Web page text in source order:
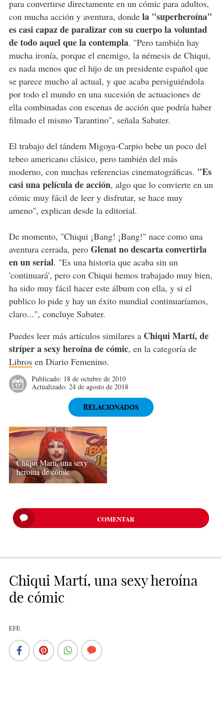
para convertirse directamente en un cómic para adultos,
con mucha acción y aventura, donde la "superheroína"
es casi capaz de paralizar con su cuerpo la voluntad
de todo aquel que la contempla. "Pero también hay
mucha ironía, porque el enemigo, la némesis de Chiqui,
es nada menos que el hijo de un presidente español que
se parece mucho al actual, y que acaba persiguiéndola
por todo el mundo en una sucesión de actuaciones de
ella combinadas con escenas de acción que podría haber
filmado el mismo Tarantino", señala Sabater.
El trabajo del tándem Migoya-Carpio bebe un poco del
tebeo americano clásico, pero también del más
moderno, con muchas referencias cinematográficas. "Es
casi una película de acción, algo que lo convierte en un
cómic muy fácil de leer y disfrutar, se hace muy
ameno", explican desde la editorial.
De momento, "Chiqui ¡Bang! ¡Bang!" nace como una
aventura cerrada, pero Glenat no descarta convertirla
en un serial. "Es una historia que acaba sin un
'continuará', pero con Chiqui hemos trabajado muy bien,
ha sido muy fácil hacer este álbum con ella, y si el
publico lo pide y hay un éxito mundial continuaríamos,
claro...", concluye Sabater.
Puedes leer más artículos similares a Chiqui Martí, de
stríper a sexy heroína de cómic, en la categoría de
Librosen Diario Femenino.
Publicado: 18 de octubre de 2010
Actualizado: 24 de agosto de 2018
RELACIONADOS
Chiqui Martí, una sexy
heroína de cómic
COMENTAR
Chiqui Martí, una sexy heroína
de cómic
EFE